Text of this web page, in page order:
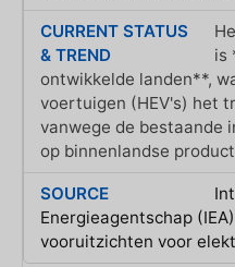
is
ontwikkelde landen**,
voertuigen (HEV's) het
vanwege de bestaande
op binnenlandse
Energieagentschap
vooruitzichten voor